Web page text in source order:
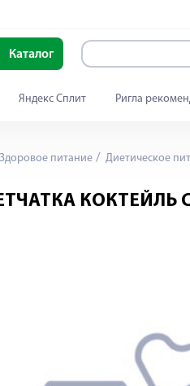
Каталог
Яндекс Сплит Ригла
Здоровое питание Диетическое
КОКТЕЙЛЬ